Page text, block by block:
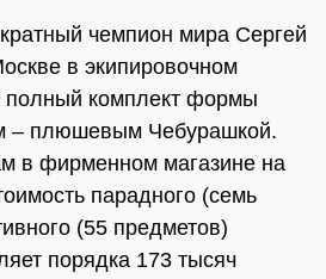
чемпион мира Сергей
в экипировочном
полный комплект формы
– плюшевым Чебурашкой.
в фирменном магазине на
парадного (семь
(55 предметов)
порядка 173 тысяч